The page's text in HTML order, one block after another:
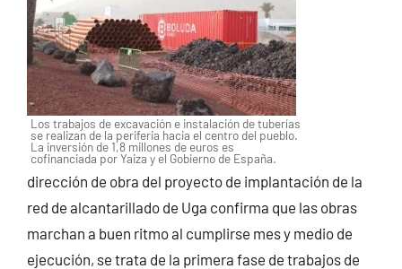
Los trabajos de excavación e instalación de tuberías
se realizan de la periferia hacia el centro del pueblo.
La inversión de 1,8 millones de euros es
cofinanciada por Yaiza y el Gobierno de España.
dirección de obra del proyecto de implantación de la
red de alcantarillado de Uga confirma que las obras
marchan a buen ritmo al cumplirse mes y medio de
ejecución, se trata de la primera fase de trabajos de